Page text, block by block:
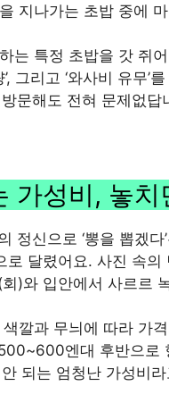
지나가는 초밥 중에
는 특정 초밥을 갓 쥐
’, 그리고 ‘와사비 유무
문해도 전혀 문제없답
가성비, 놓
정신으로 ‘뽕을 뽑겠
로 달렸어요. 사진 속
)와 입안에서 사르르
깔과 무늬에 따라 가
엔대 후반으로
되는 엄청난 가성비